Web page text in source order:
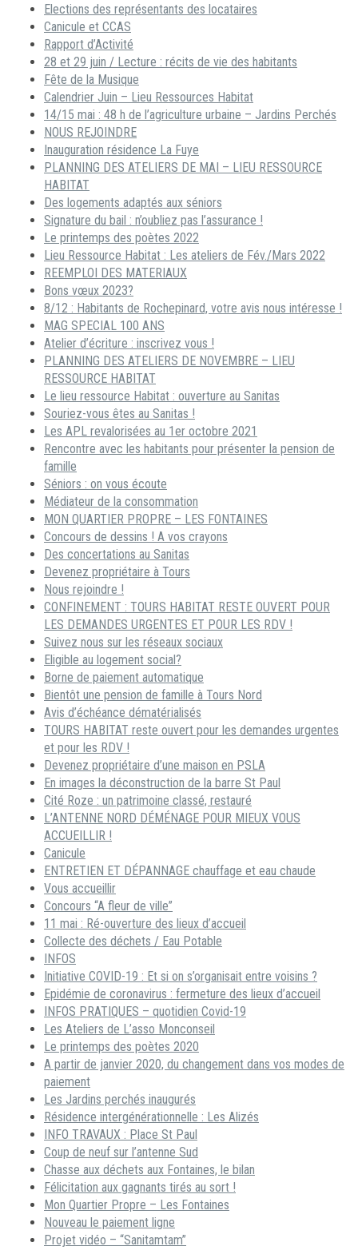
Elections des représentants des locataires
Canicule et CCAS
Rapport d’Activité
28 et 29 juin / Lecture : récits de vie des habitants
Fête de la Musique
Calendrier Juin – Lieu Ressources Habitat
14/15 mai : 48 h de l’agriculture urbaine – Jardins Perchés
NOUS REJOINDRE
Inauguration résidence La Fuye
PLANNING DES ATELIERS DE MAI – LIEU RESSOURCE
HABITAT
Des logements adaptés aux séniors
Signature du bail : n’oubliez pas l’assurance !
Le printemps des poètes 2022
Lieu Ressource Habitat : Les ateliers de Fév./Mars 2022
REEMPLOI DES MATERIAUX
Bons vœux 2023?
8/12 : Habitants de Rochepinard, votre avis nous intéresse !
MAG SPECIAL 100 ANS
Atelier d’écriture : inscrivez vous !
PLANNING DES ATELIERS DE NOVEMBRE – LIEU
RESSOURCE HABITAT
Le lieu ressource Habitat : ouverture au Sanitas
Souriez-vous êtes au Sanitas !
Les APL revalorisées au 1er octobre 2021
Rencontre avec les habitants pour présenter la pension de
famille
Séniors : on vous écoute
Médiateur de la consommation
MON QUARTIER PROPRE – LES FONTAINES
Concours de dessins ! A vos crayons
Des concertations au Sanitas
Devenez propriétaire à Tours
Nous rejoindre !
CONFINEMENT : TOURS HABITAT RESTE OUVERT POUR
LES DEMANDES URGENTES ET POUR LES RDV !
Suivez nous sur les réseaux sociaux
Eligible au logement social?
Borne de paiement automatique
Bientôt une pension de famille à Tours Nord
Avis d’échéance dématérialisés
TOURS HABITAT reste ouvert pour les demandes urgentes
et pour les RDV !
Devenez propriétaire d’une maison en PSLA
En images la déconstruction de la barre St Paul
Cité Roze : un patrimoine classé, restauré
L’ANTENNE NORD DÉMÉNAGE POUR MIEUX VOUS
ACCUEILLIR !
Canicule
ENTRETIEN ET DÉPANNAGE chauffage et eau chaude
Vous accueillir
Concours “A fleur de ville”
11 mai : Ré-ouverture des lieux d’accueil
Collecte des déchets / Eau Potable
INFOS
Initiative COVID-19 : Et si on s’organisait entre voisins ?
Epidémie de coronavirus : fermeture des lieux d’accueil
INFOS PRATIQUES – quotidien Covid-19
Les Ateliers de L’asso Monconseil
Le printemps des poètes 2020
A partir de janvier 2020, du changement dans vos modes de
paiement
Les Jardins perchés inaugurés
Résidence intergénérationnelle : Les Alizés
INFO TRAVAUX : Place St Paul
Coup de neuf sur l’antenne Sud
Chasse aux déchets aux Fontaines, le bilan
Félicitation aux gagnants tirés au sort !
Mon Quartier Propre – Les Fontaines
Nouveau le paiement ligne
Projet vidéo – “Sanitamtam”